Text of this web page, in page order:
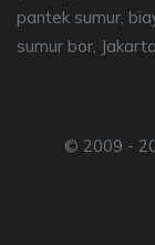
pantek sumur,
sumur bor,
© 2009 -